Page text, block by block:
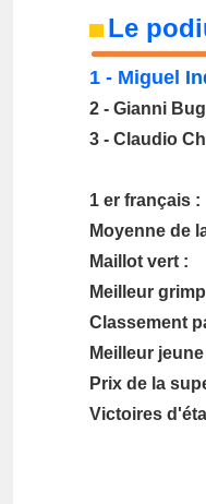
Le
1 - Miguel
2 - Gianni
3 - Claudio
1 er français :
Moyenne de
Maillot vert :
Meilleur
Classement
Meilleur jeune
Prix de la
Victoires